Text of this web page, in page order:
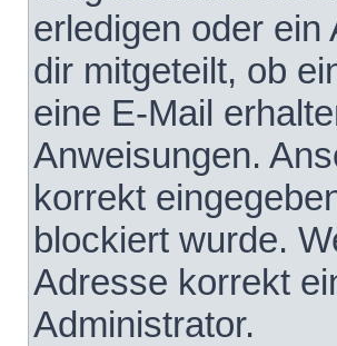
erledigen oder ein
dir mitgeteilt, ob
eine E-Mail
Anweisungen.
korrekt
blockiert wurde.
Adresse korrekt
Administrator.